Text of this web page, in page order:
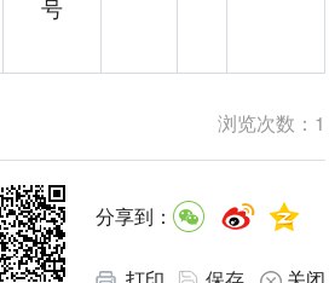
号
浏览次数： 1
分享到：